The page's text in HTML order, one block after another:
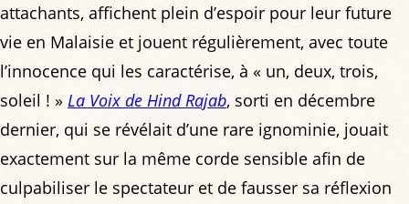
attachants, affichent plein d’espoir pour leur future
vie en Malaisie et jouent régulièrement, avec toute
l’innocence qui les caractérise, à « un, deux, trois,
soleil ! » La Voix de Hind Rajab, sorti en décembre
dernier, qui se révélait d’une rare ignominie, jouait
exactement sur la même corde sensible afin de
culpabiliser le spectateur et de fausser sa réflexion